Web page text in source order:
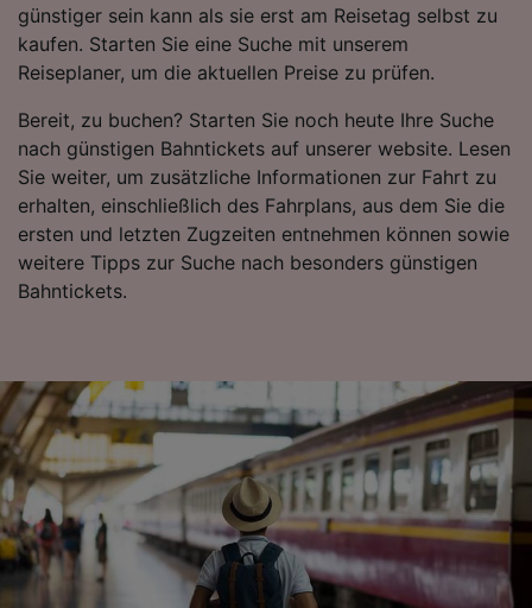
günstiger sein kann als sie erst am Reisetag selbst zu
kaufen. Starten Sie eine Suche mit unserem
Reiseplaner, um die aktuellen Preise zu prüfen.
Bereit, zu buchen? Starten Sie noch heute Ihre Suche
nach günstigen Bahntickets auf unserer website. Lesen
Sie weiter, um zusätzliche Informationen zur Fahrt zu
erhalten, einschließlich des Fahrplans, aus dem Sie die
ersten und letzten Zugzeiten entnehmen können sowie
weitere Tipps zur Suche nach besonders günstigen
Bahntickets.